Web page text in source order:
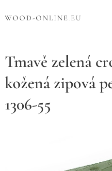
WOOD-ONLINE.EU
Tmavě zelená
kožená zipová
1306-55